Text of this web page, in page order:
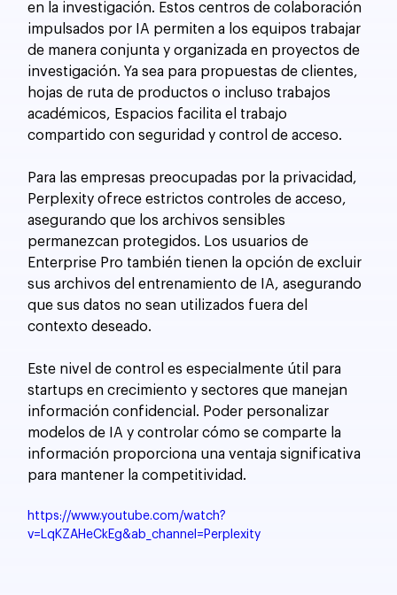
en la investigación. Estos centros de colaboración
impulsados por IA permiten a los equipos trabajar
de manera conjunta y organizada en proyectos de
investigación. Ya sea para propuestas de clientes,
hojas de ruta de productos o incluso trabajos
académicos, Espacios facilita el trabajo
compartido con seguridad y control de acceso.
Para las empresas preocupadas por la privacidad,
Perplexity ofrece estrictos controles de acceso,
asegurando que los archivos sensibles
permanezcan protegidos. Los usuarios de
Enterprise Pro también tienen la opción de excluir
sus archivos del entrenamiento de IA, asegurando
que sus datos no sean utilizados fuera del
contexto deseado.
Este nivel de control es especialmente útil para
startups en crecimiento y sectores que manejan
información confidencial. Poder personalizar
modelos de IA y controlar cómo se comparte la
información proporciona una ventaja significativa
para mantener la competitividad.
https://www.youtube.com/watch?
v=LqKZAHeCkEg&ab_channel=Perplexity